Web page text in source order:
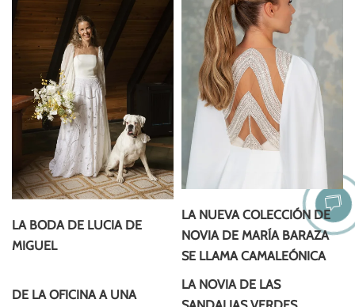
LA BODA DE LUCIA DE
MIGUEL
LA NUEVA COLECCIÓN DE
NOVIA DE MARÍA BARAZA
SE LLAMA CAMALEÓNICA
DE LA OFICINA A UNA
LA NOVIA DE LAS